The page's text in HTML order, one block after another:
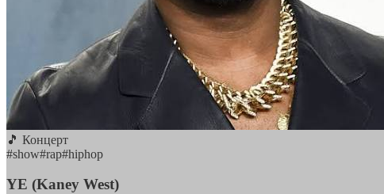
🎵 Концерт
#show#rap#hiphop
YE (Kaney West)